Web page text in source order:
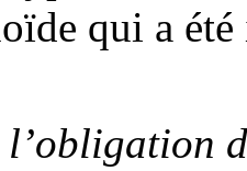
qui a